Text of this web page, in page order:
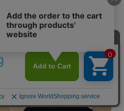
JACKET」　ナイロントラックジ
ャケット
¥29,700(税込)